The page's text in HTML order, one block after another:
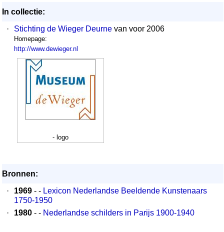
In collectie:
·
Stichting de Wieger Deurne van voor 2006
Homepage:
http://www.dewieger.nl
- logo
Bronnen:
·
1969 - - Lexicon Nederlandse Beeldende Kunstenaars
1750-1950
·
1980 - - Nederlandse schilders in Parijs 1900-1940